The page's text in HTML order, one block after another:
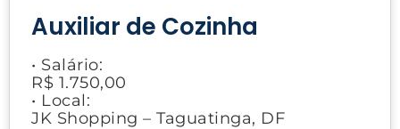
Auxiliar de Cozinha
• Salário:
R$ 1.750,00
• Local:
JK Shopping – Taguatinga, DF